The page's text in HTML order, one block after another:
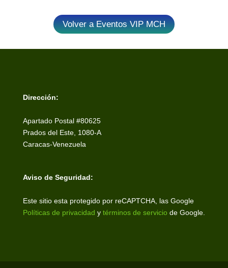
Volver a Eventos VIP MCH
Dirección:
Apartado Postal #80625
Prados del Este, 1080-A
Caracas-Venezuela
Aviso de Seguridad:
Este sitio esta protegido por reCAPTCHA, las Google
Políticas de privacidad y términos de servicio de Google.